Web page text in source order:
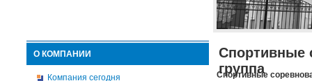
О КОМПАНИИ
Компания сегодня
Спортивные
группа
Спортивные